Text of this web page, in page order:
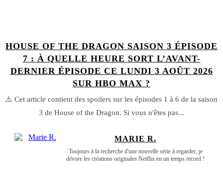
HOUSE OF THE DRAGON SAISON 3 ÉPISODE
7 : À QUELLE HEURE SORT L’AVANT-
DERNIER ÉPISODE CE LUNDI 3 AOÛT 2026
SUR HBO MAX ?
⚠️ Cet article contient des spoilers sur les épisodes 1 à 6 de la saison
3 de House of the Dragon. Si vous n'êtes pas...
MARIE R.
Toujours à la recherche d'une nouvelle série à regarder, je
dévore les créations originales Netflix en un temps record !